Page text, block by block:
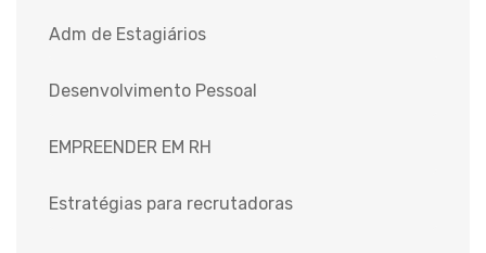
Adm de Estagiários
Desenvolvimento Pessoal
EMPREENDER EM RH
Estratégias para recrutadoras